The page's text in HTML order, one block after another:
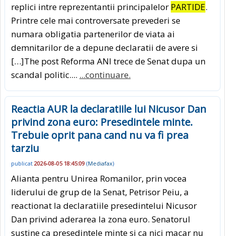
replici intre reprezentantii principalelor PARTIDE.
Printre cele mai controversate prevederi se
numara obligatia partenerilor de viata ai
demnitarilor de a depune declaratii de avere si
[…]The post Reforma ANI trece de Senat dupa un
scandal politic.... ...continuare.
Reactia AUR la declaratiile lui Nicusor Dan
privind zona euro: Presedintele minte.
Trebuie oprit pana cand nu va fi prea
tarziu
publicat 2026-08-05 18:45:09 (Mediafax)
Alianta pentru Unirea Romanilor, prin vocea
liderului de grup de la Senat, Petrisor Peiu, a
reactionat la declaratiile presedintelui Nicusor
Dan privind aderarea la zona euro. Senatorul
sustine ca presedintele minte si ca nici macar nu